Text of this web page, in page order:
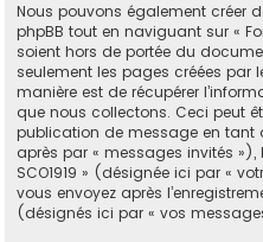
Nous pouvons également créer
phpBB tout en naviguant sur «
soient hors de portée du
seulement les pages créées par
manière est de récupérer
que nous collectons. Ceci peut
publication de message en tant
après par « messages invités »),
SCO1919 » (désignée ici par «
vous envoyez après
(désignés ici par « vos